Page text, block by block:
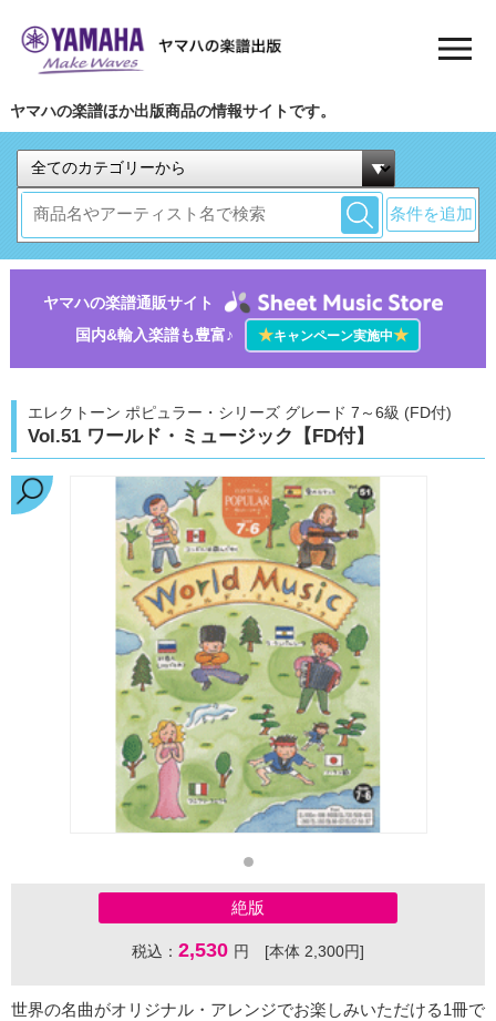
ヤマハの楽譜ほか出版商品の情報サイトです。
条件を追加
ヤマハの楽譜通販サイト
国内&輸入楽譜も豊富♪
★キャンペーン実施中★
エレクトーン ポピュラー・シリーズ グレード 7～6級 (FD付)
Vol.51 ワールド・ミュージック【FD付】
絶版
税込： 2,530 円 [本体 2,300円]
世界の名曲がオリジナル・アレンジでお楽しみいただける1冊で